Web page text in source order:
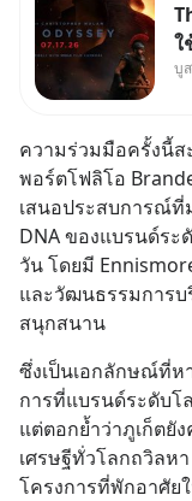
ใ
เ
บู
ความร่วมมือครั้งนี้ส
พอร์ตโฟลิโอ
เสนอประสบการณ์ที่
DNA ของแบรนด์ระ
วัน โดยมี
และวัฒนธรรมการ
สนุกสนาน
ซึ่งเป็นเอกลักษณ์ที่ห
การที่แบรนด์ระดับโล
แต่ตอกย้ำว่าภูเก็ตยั
เศรษฐีทั่วโลกถวิลห
โครงการที่พักอาศัย